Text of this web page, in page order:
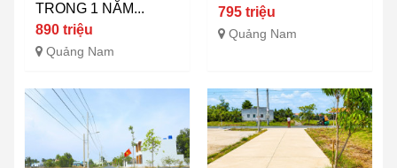
TRONG 1 NĂM...
890 triệu
Quảng Nam
795 triệu
Quảng Nam